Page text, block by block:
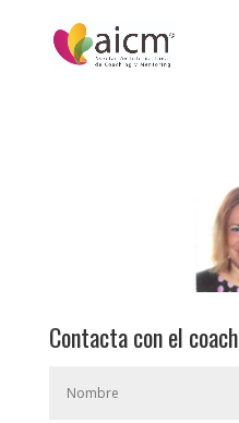
Contacta con el coach